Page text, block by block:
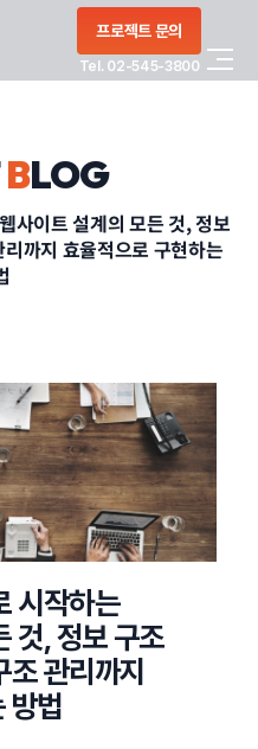
프로젝트 문의
Tel. 02-545-3800
BLOG
사이트 설계의 모든 것, 정보
까지 효율적으로 구현하는
시작하는
것, 정보 구조
관리까지
방법